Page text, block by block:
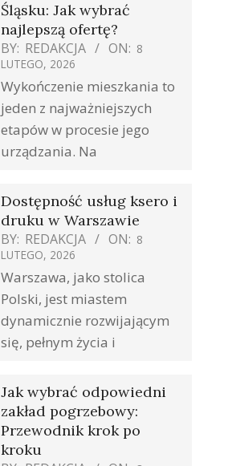
Śląsku: Jak wybrać
najlepszą ofertę?
BY: REDAKCJA ON: 8
LUTEGO, 2026
Wykończenie mieszkania to
jeden z najważniejszych
etapów w procesie jego
urządzania. Na
Dostępność usług ksero i
druku w Warszawie
BY: REDAKCJA ON: 8
LUTEGO, 2026
Warszawa, jako stolica
Polski, jest miastem
dynamicznie rozwijającym
się, pełnym życia i
Jak wybrać odpowiedni
zakład pogrzebowy:
Przewodnik krok po
kroku